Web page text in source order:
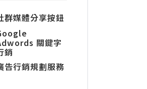
群媒體分享按鈕
關鍵字
銷
告行銷規劃服務